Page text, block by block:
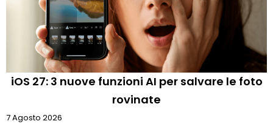
iOS 27: 3 nuove funzioni AI per salvare le foto
rovinate
7 Agosto 2026